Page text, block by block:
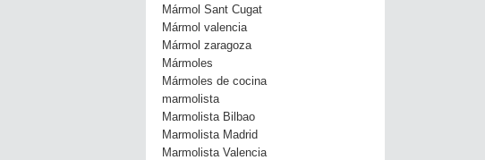
Mármol Sant Cugat
Mármol valencia
Mármol zaragoza
Mármoles
Mármoles de cocina
marmolista
Marmolista Bilbao
Marmolista Madrid
Marmolista Valencia